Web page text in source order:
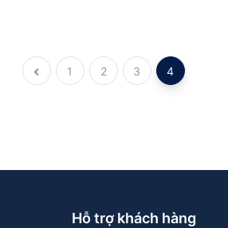
1 2 3 4
Hỗ trợ khách hàng